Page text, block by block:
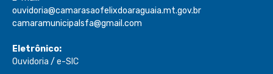
ouvidoria@camarasaofelixdoaraguaia.mt.gov.br
camaramunicipalsfa@gmail.com
Eletrônico:
Ouvidoria / e-SIC